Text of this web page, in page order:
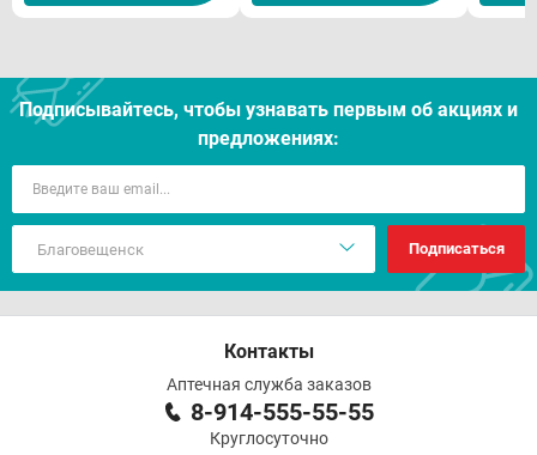
Подписывайтесь, чтобы узнавать первым об акцияx и
предложениях:
Подписаться
Контакты
Аптечная служба заказов
8-914-555-55-55
Круглосуточно